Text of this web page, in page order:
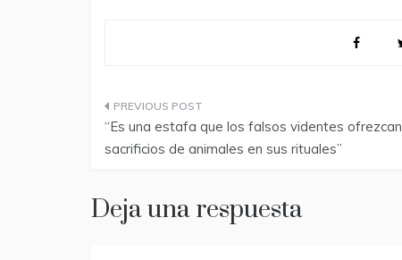
Navegación
de
“Es una estafa que los falsos videntes ofrezcan
sacrificios de animales en sus rituales”
Deja una respuesta